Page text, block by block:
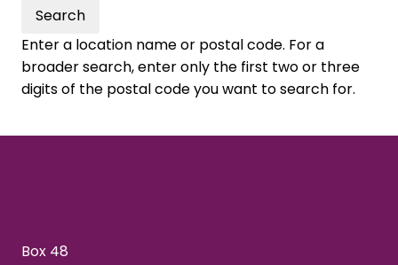
Search
Enter a location name or postal code. For a
broader search, enter only the first two or three
digits of the postal code you want to search for.
Box 48